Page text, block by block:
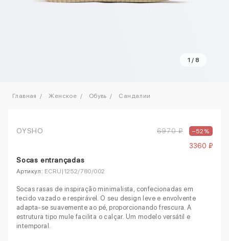
1 / 8
Главная Женское Обувь Сандалии
OYSHO 6970 ₽ –52%
3360 ₽
Socas entrançadas
Артикул: ECRU|1252/780/002
Socas rasas de inspiração minimalista, confecionadas em
tecido vazado e respirável. O seu design leve e envolvente
adapta-se suavemente ao pé, proporcionando frescura. A
estrutura tipo mule facilita o calçar. Um modelo versátil e
intemporal.